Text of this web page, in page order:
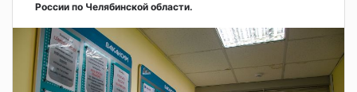
России по Челябинской области.